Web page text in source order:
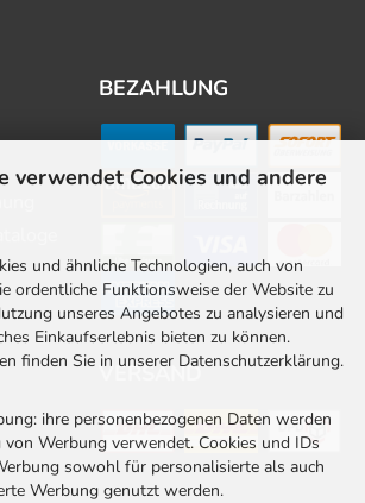
verwendet Cookies und andere
und ähnliche Technologien, auch von
ordentliche Funktionsweise der Website zu
unseres Angebotes zu analysieren und
Einkaufserlebnis bieten zu können.
finden Sie in unserer Datenschutzerklärung.
ihre personenbezogenen Daten werden
Werbung verwendet. Cookies und IDs
sowohl für personalisierte als auch
Werbung genutzt werden.
BEZAHLUNG
VERSAND